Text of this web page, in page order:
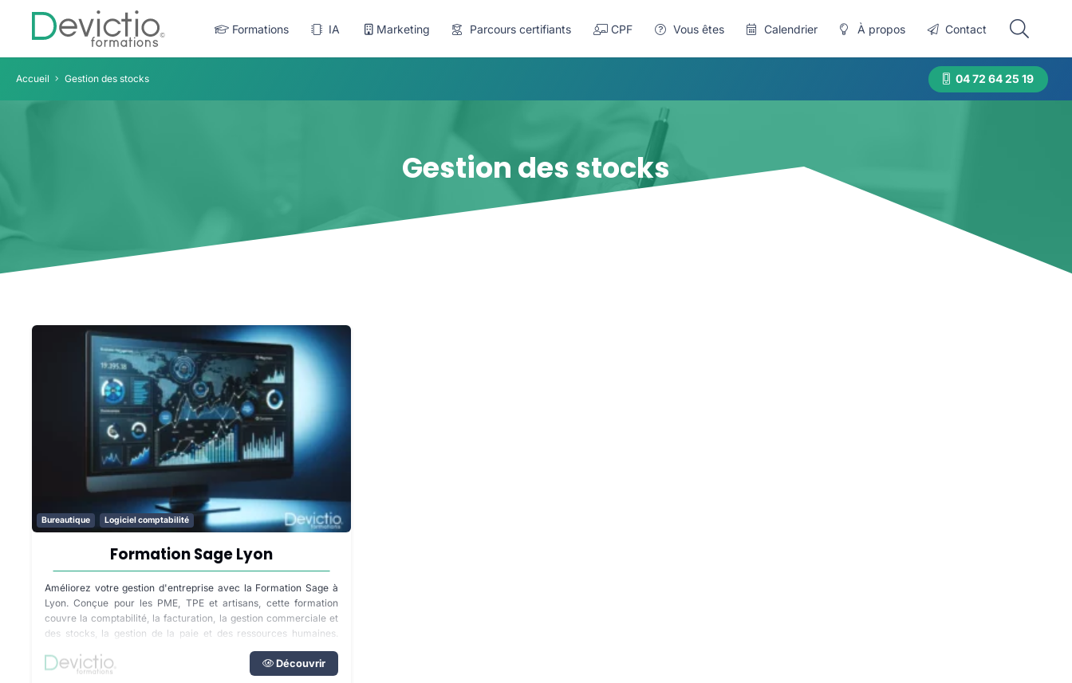
Formations IA Marketing Parcours certifiants CPF Vous êtes Calendrier À propos Contact
Accueil Gestion des stocks 04 72 64 25 19
Gestion des stocks
Bureautique Logiciel comptabilité
Formation Sage Lyon
Améliorez votre gestion d'entreprise avec la Formation Sage à
Lyon. Conçue pour les PME, TPE et artisans, cette formation
couvre la comptabilité, la facturation, la gestion commerciale et
des stocks, la gestion de la paie et des ressources humaines.
Choisissez entre un apprentissage en présentiel ou en distanciel
pour une expérience d'apprentissage adaptée à vos besoins.
Découvrir